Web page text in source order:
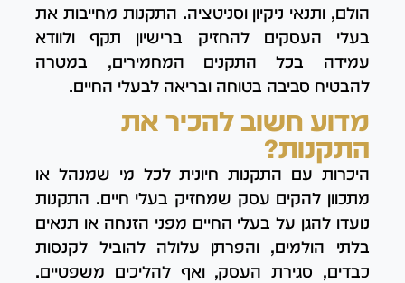
הולם, ותנאי ניקיון וסניטציה. התקנות מחייבות את
בעלי העסקים להחזיק ברישיון תקף ולוודא
עמידה בכל התקנים המחמירים, במטרה
להבטיח סביבה בטוחה ובריאה לבעלי החיים.
מדוע חשוב להכיר את
התקנות?
היכרות עם התקנות חיונית לכל מי שמנהל או
מתכוון להקים עסק שמחזיק בעלי חיים. התקנות
נועדו להגן על בעלי החיים מפני הזנחה או תנאים
בלתי הולמים, והפרתן עלולה להוביל לקנסות
כבדים, סגירת העסק, ואף להליכים משפטיים.